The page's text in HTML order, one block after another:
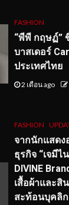
FASHION
“พีพี กฤษฏ์”
บาสเดอร์
ประเทศไทย
2 เดือน ago
FASHION
จากนักแสดง
ธุรกิจ “เจมี
DIVINE
เสื้อผ้าและสิ
สะท้อนบุคลิ